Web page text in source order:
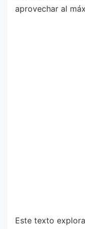
aprovechar al
Este texto